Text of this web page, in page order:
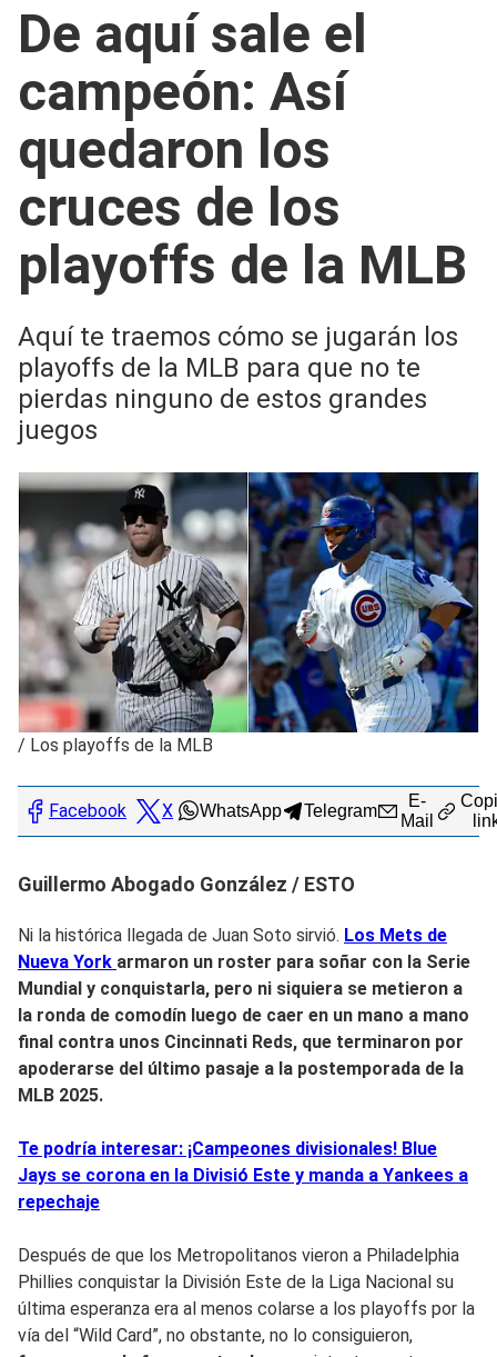
De aquí sale el
campeón: Así
quedaron los
cruces de los
playoffs de la MLB
Aquí te traemos cómo se jugarán los
playoffs de la MLB para que no te
pierdas ninguno de estos grandes
juegos
/ Los playoffs de la MLB
Facebook X WhatsApp Telegram
E-
Mail
Guillermo Abogado González / ESTO
Ni la histórica llegada de Juan Soto sirvió. Los Mets de
Nueva York armaron un roster para soñar con la Serie
Mundial y conquistarla, pero ni siquiera se metieron a
la ronda de comodín luego de caer en un mano a mano
final contra unos Cincinnati Reds, que terminaron por
apoderarse del último pasaje a la postemporada de la
MLB 2025.
Te podría interesar: ¡Campeones divisionales! Blue
Jays se corona en la Divisió Este y manda a Yankees a
repechaje
Después de que los Metropolitanos vieron a Philadelphia
Phillies conquistar la División Este de la Liga Nacional su
última esperanza era al menos colarse a los playoffs por la
vía del “Wild Card”, no obstante, no lo consiguieron,